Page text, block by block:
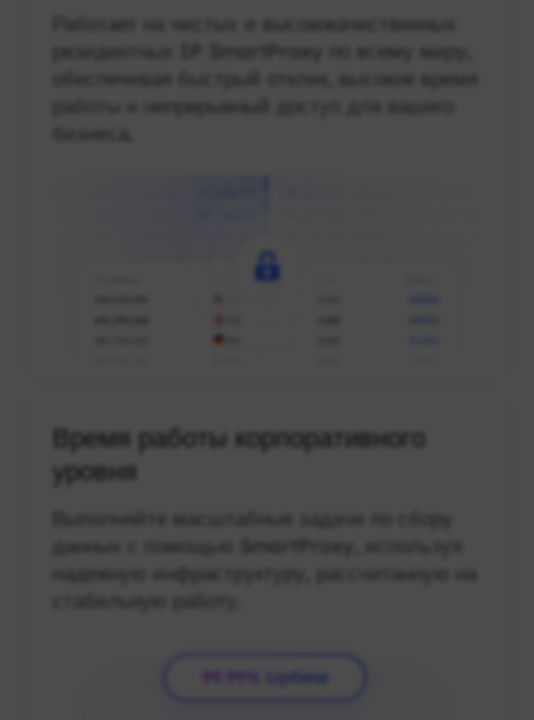
Работает на чистых и высококачественных
резидентных IP SmartProxy по всему миру,
обеспечивая быстрый отклик, высокое время
работы и непрерывный доступ для вашего
бизнеса.
Время работы корпоративного
уровня
Выполняйте масштабные задачи по сбору
данных с помощью SmartProxy, используя
надежную инфраструктуру, рассчитанную на